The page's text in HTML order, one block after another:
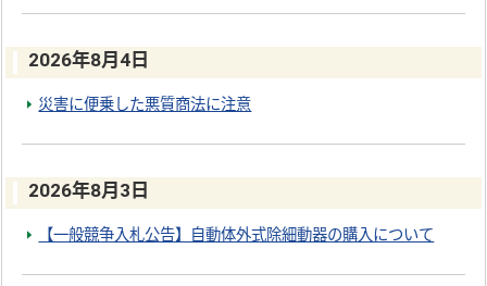
2026年8月4日
災害に便乗した悪質商法に注意
2026年8月3日
【一般競争入札公告】自動体外式除細動器の購入について